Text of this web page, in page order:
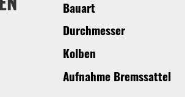
Bauart
Durchmesser
Kolben
Aufnahme Bremssattel